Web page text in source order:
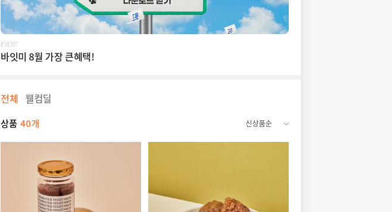
EVENT
바잇미 8월 가장 큰혜택!
전체 웰컴딜
상품 40개